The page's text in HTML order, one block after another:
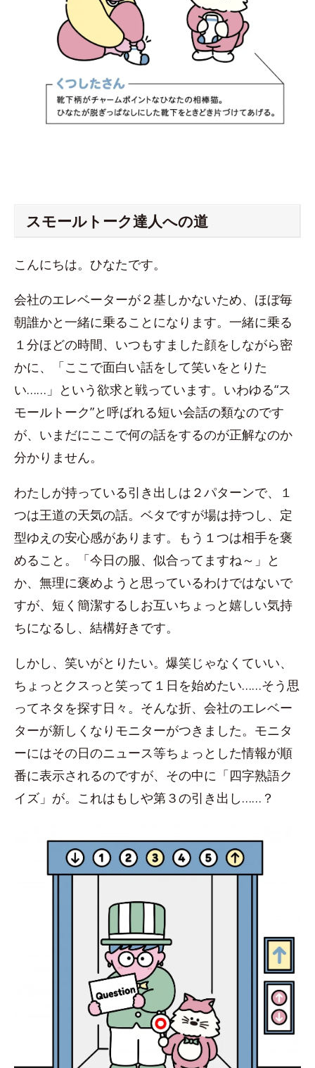
スモールトーク達人への道
こんにちは。ひなたです。
会社のエレベーターが２基しかないため、ほぼ毎
朝誰かと一緒に乗ることになります。一緒に乗る
１分ほどの時間、いつもすました顔をしながら密
かに、「ここで面白い話をして笑いをとりた
い……」という欲求と戦っています。いわゆる“ス
モールトーク”と呼ばれる短い会話の類なのです
が、いまだにここで何の話をするのが正解なのか
分かりません。
わたしが持っている引き出しは２パターンで、１
つは王道の天気の話。ベタですが場は持つし、定
型ゆえの安心感があります。もう１つは相手を褒
めること。「今日の服、似合ってますね～」と
か、無理に褒めようと思っているわけではないで
すが、短く簡潔するしお互いちょっと嬉しい気持
ちになるし、結構好きです。
しかし、笑いがとりたい。爆笑じゃなくていい、
ちょっとクスっと笑って１日を始めたい……そう思
ってネタを探す日々。そんな折、会社のエレベー
ターが新しくなりモニターがつきました。モニタ
ーにはその日のニュース等ちょっとした情報が順
番に表示されるのですが、その中に「四字熟語ク
イズ」が。これはもしや第３の引き出し……？